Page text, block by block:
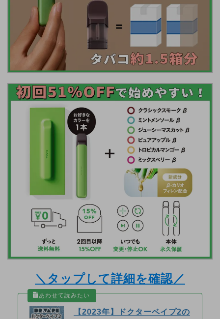
＼タップして詳細を確認／
【2023年】ドクターベイプ2の